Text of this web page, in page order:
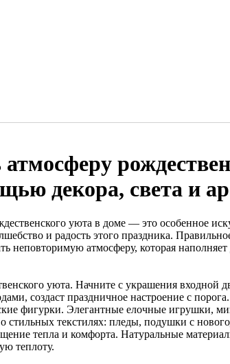
атмосферу
декора, света и
уюта в доме — это особенное
и радость этого праздника.
неповторимую атмосферу, которая
уюта. Начните с украшения входной
создаст праздничное настроение с
фигурки. Элегантные елочные игрушки,
о стильных текстилях: пледы, подушки с
тепла и комфорта. Натуральные
теплоту.